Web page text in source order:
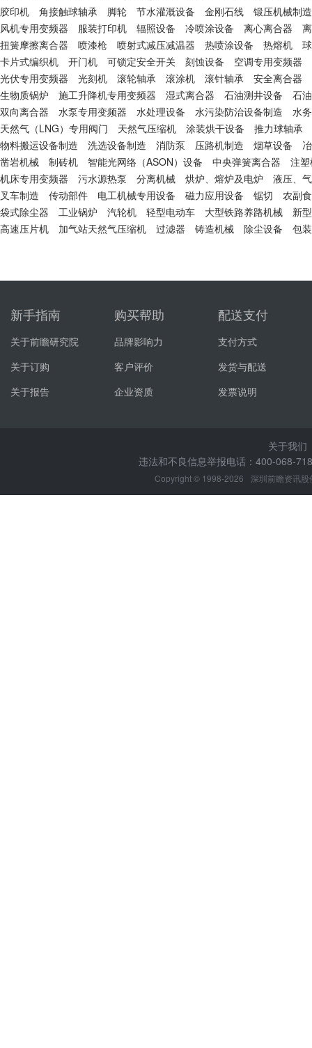
胶印机
角接触球轴承 脚轮 节水灌溉设备 金刚石线
锻压机械制造
风机专用变频器
服装打印机 辐照设备 冷喷涂设备 离心离合器
扭簧摩擦离合器
喷漆枪 喷射式减压减温器 热喷涂设备 热熔机
卡片式编织机
开门机 可锁定安全开关 刻蚀设备
空调专用变频器
光伏专用变频器
光刻机 滚轮轴承 滚涂机 滚针轴承
安全离合器
生物质锅炉
施工升降机专用变频器 湿式离合器 石油测井设备
石
双向离合器
水泵专用变频器 水处理设备 水污染防治设备制造
水
天然气（LNG）专用阀门
天然气压缩机 涂装烘干设备
推力球轴承
物料搬运设备制造
洗选设备制造 消防泵 压路机制造 烟草设备
凿岩机械
制砖机 智能光网络（ASON）设备 中央弹簧离合器
注
机床专用变频器
污水源热泵 分离机械 烘炉、熔炉及电炉
液压、
叉车制造
传动部件 电工机械专用设备 磁力应用设备 锯切
农副
袋式除尘器
工业锅炉 汽轮机 轻型电动车 大型铁路养路机械
新
高速压片机
加气站天然气压缩机 过滤器 铸造机械 除尘设备 包
新手指南
关于前瞻研究院
关于订购
关于报告
购买帮助
品牌影响力
客户评价
企业资质
配送支付
支付方式
发货与配送
发票说明
关于我们
违法和不良信息举报电话：400-068-
Copyright © 1998-2026 深圳前瞻资讯股